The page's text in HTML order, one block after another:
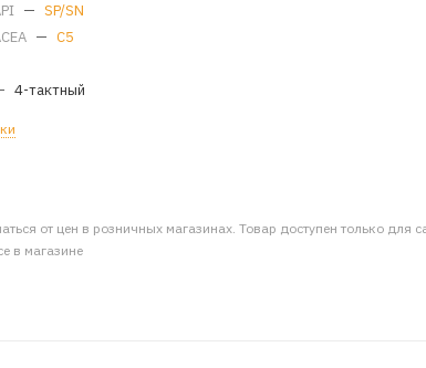
— SP/SN
— C5
4-тактный
от цен в розничных магазинах. Товар доступен только для
в магазине